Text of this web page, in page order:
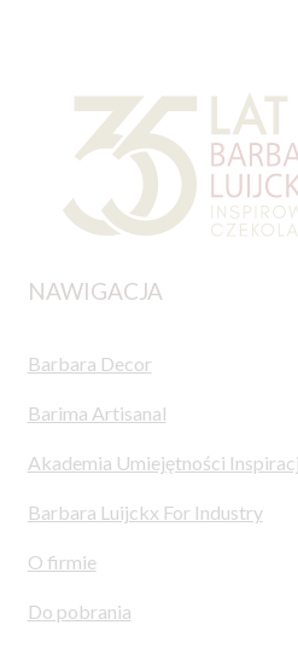
NAWIGACJA
Barbara Decor
Barima Artisanal
Akademia Umiejętności
Barbara Luijckx For Industry
O firmie
Do pobrania